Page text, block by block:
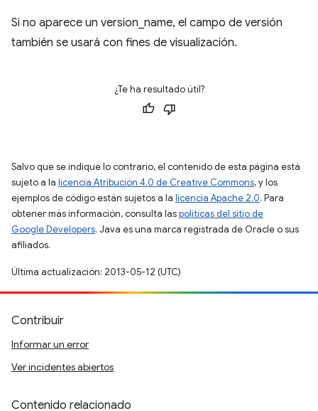
Si no aparece un version_name, el campo de versión
también se usará con fines de visualización.
¿Te ha resultado útil?
Salvo que se indique lo contrario, el contenido de esta página está
sujeto a la licencia Atribución 4.0 de Creative Commons, y los
ejemplos de código están sujetos a la licencia Apache 2.0. Para
obtener más información, consulta laspolíticas del sitio de
Google Developers. Java es una marca registrada de Oracle o sus
afiliados.
Última actualización: 2013-05-12 (UTC)
Contribuir
Informar un error
Ver incidentes abiertos
Contenido relacionado